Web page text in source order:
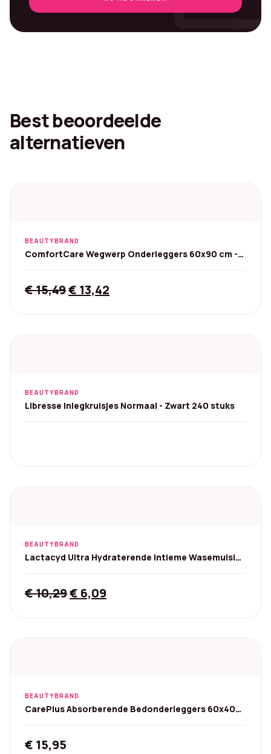
Best beoordeelde
alternatieven
BEAUTYBRAND
ComfortCare Wegwerp Onderleggers 60x90 cm -
€15,49Original
€ 13,42
BEAUTYBRAND
Libresse Inlegkruisjes Normaal - Zwart 240 stuks
BEAUTYBRAND
Lactacyd Ultra Hydraterende Intieme Wasemulsie -
€10,29Original
€ 6,09
BEAUTYBRAND
CarePlus Absorberende Bedonderleggers 60x40
€ 15,95